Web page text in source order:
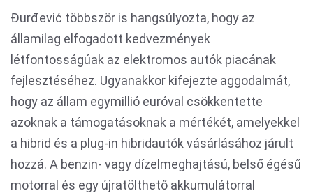
Đurđević többször is hangsúlyozta, hogy az
államilag elfogadott kedvezmények
létfontosságúak az elektromos autók piacának
fejlesztéséhez. Ugyanakkor kifejezte aggodalmát,
hogy az állam egymillió euróval csökkentette
azoknak a támogatásoknak a mértékét, amelyekkel
a hibrid és a plug-in hibridautók vásárlásához járult
hozzá. A benzin- vagy dízelmeghajtású, belső égésű
motorral és egy újratölthető akkumulátorral